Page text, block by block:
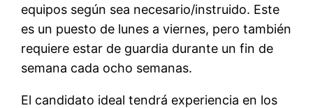
equipos según sea necesario/instruido. Este
es un puesto de lunes a viernes, pero también
requiere estar de guardia durante un fin de
semana cada ocho semanas.
El candidato ideal tendrá experiencia en los